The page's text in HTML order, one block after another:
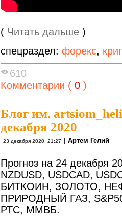
( Читать дальше )
спецраздел: форекс,
610
Комментарии ( 0 )
Блог им.
декабря 2020
23 декабря 2020, 21:27 Артем Гелий
Прогноз на 24 декабря
NZDUSD, USDCAD,
БИТКОИН, ЗОЛОТО,
ПРИРОДНЫЙ ГАЗ,
РТС, ММВБ.